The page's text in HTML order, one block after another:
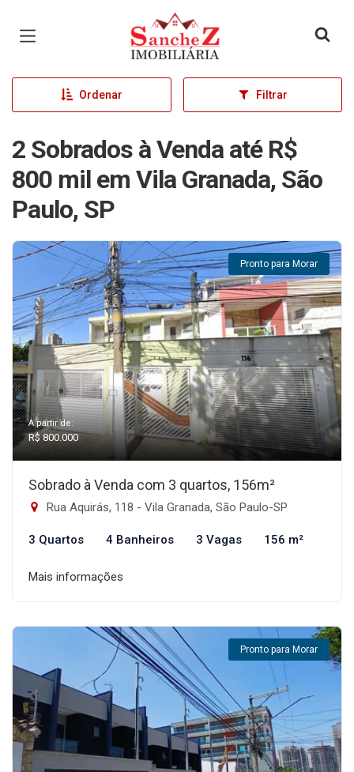
Página inicial
Ordenar Filtrar
2 Sobrados à Venda até R$
800 mil em Vila Granada, São
Paulo, SP
Pronto para Morar
A partir de:
R$ 800.000
Sobrado à Venda com 3 quartos, 156m²
Rua Aquirás, 118 - Vila Granada, São Paulo-SP
3 Quartos 4 Banheiros 3 Vagas 156 m²
Mais informações
Pronto para Morar